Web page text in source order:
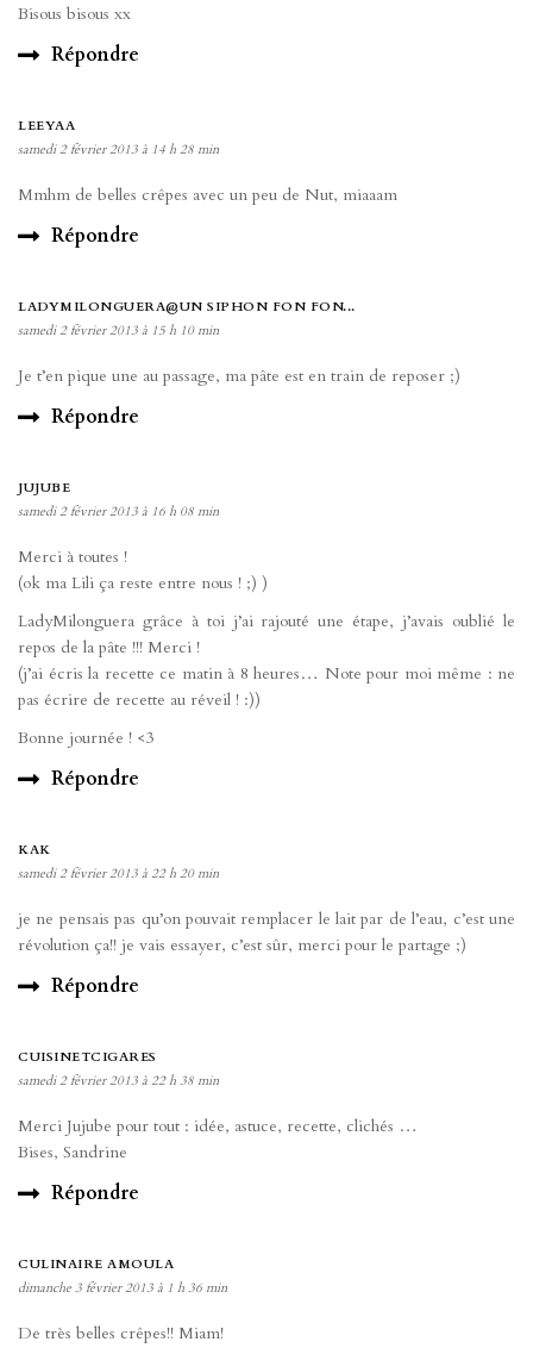
Bisous bisous xx
Répondre
LEEYAA
samedi 2 février 2013 à 14 h 28 min
Mmhm de belles crêpes avec un peu de Nut, miaaam
Répondre
LADYMILONGUERA@UN SIPHON FON FON...
samedi 2 février 2013 à 15 h 10 min
Je t’en pique une au passage, ma pâte est en train de reposer ;)
Répondre
JUJUBE
samedi 2 février 2013 à 16 h 08 min
Merci à toutes !
(ok ma Lili ça reste entre nous ! ;) )
LadyMilonguera grâce à toi j’ai rajouté une étape, j’avais oublié le
repos de la pâte !!! Merci !
(j’ai écris la recette ce matin à 8 heures… Note pour moi même : ne
pas écrire de recette au réveil ! :))
Bonne journée ! <3
Répondre
KAK
samedi 2 février 2013 à 22 h 20 min
je ne pensais pas qu’on pouvait remplacer le lait par de l’eau, c’est une
révolution ça!! je vais essayer, c’est sûr, merci pour le partage ;)
Répondre
CUISINETCIGARES
samedi 2 février 2013 à 22 h 38 min
Merci Jujube pour tout : idée, astuce, recette, clichés …
Bises, Sandrine
Répondre
CULINAIRE AMOULA
dimanche 3 février 2013 à 1 h 36 min
De très belles crêpes!! Miam!